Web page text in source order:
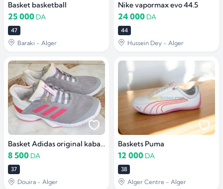
Basket basketball
25 000 DA
47
Baraki - Alger
Nike vapormax evo 44.5
24 000 DA
44
Hussein Dey - Alger
Basket Adidas original kaba pour femme
8 500 DA
37
Douira - Alger
Baskets Puma
12 000 DA
38
Alger Centre - Alger